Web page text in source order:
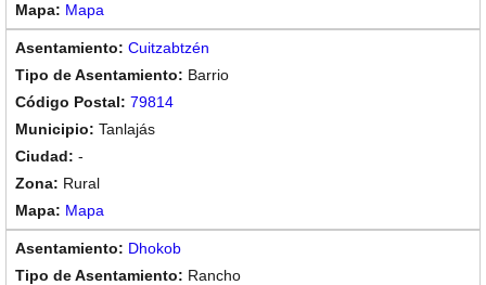
Mapa
Cuitzabtzén
Barrio
79814
Tanlajás
-
Rural
Mapa
Dhokob
Rancho